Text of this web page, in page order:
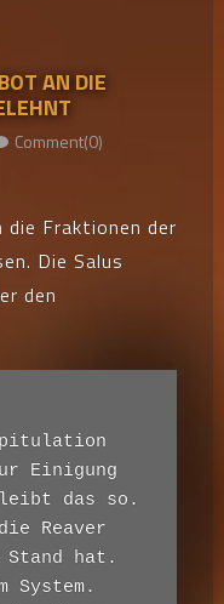
AN DIE
Comment(0)
Fraktionen der
Die Salus
den
Einigung
das so.
Reaver
Stand hat.
System.